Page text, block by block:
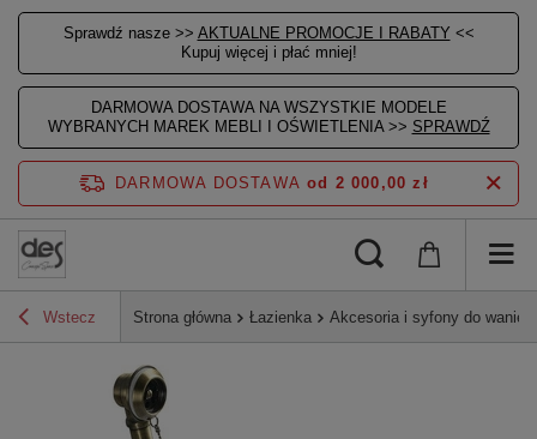
Sprawdź nasze >> AKTUALNE PROMOCJE I RABATY <<
Kupuj więcej i płać mniej!
DARMOWA DOSTAWA NA WSZYSTKIE MODELE
WYBRANYCH MAREK MEBLI I OŚWIETLENIA >> SPRAWDŹ
DARMOWA DOSTAWA od 2 000,00 zł
Wstecz Strona główna Łazienka Akcesoria i syfony do wanien